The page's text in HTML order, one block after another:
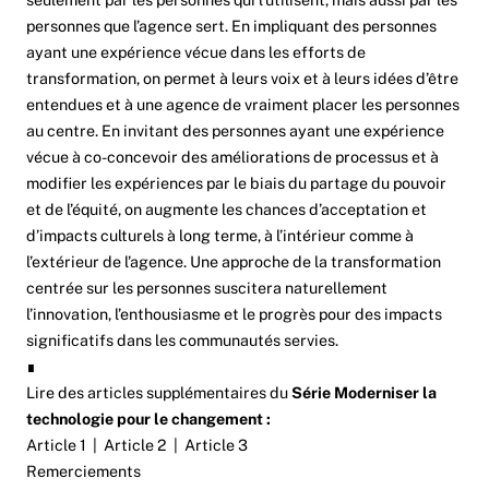
personnes que l’agence sert. En impliquant des personnes
ayant une expérience vécue dans les efforts de
transformation, on permet à leurs voix et à leurs idées d’être
entendues et à une agence de vraiment placer les personnes
au centre. En invitant des personnes ayant une expérience
vécue à co-concevoir des améliorations de processus et à
modifier les expériences par le biais du partage du pouvoir
et de l’équité, on augmente les chances d’acceptation et
d’impacts culturels à long terme, à l’intérieur comme à
l’extérieur de l’agence. Une approche de la transformation
centrée sur les personnes suscitera naturellement
l’innovation, l’enthousiasme et le progrès pour des impacts
significatifs dans les communautés servies.
∎
Lire des articles supplémentaires duSérie Moderniser la
technologie pour le changement :
Article 1 | Article 2 | Article 3
Remerciements